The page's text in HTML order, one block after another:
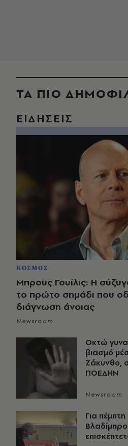
ΤΑ ΠΙΟ
ΕΙΔΗΣΕΙΣ
ΚΟΣΜΟΣ
Μπρους Γουίλις: Η
το πρώτο σημάδι που
διάγνωση άνοιας
Newsroom
Οκτώ
βιασμό
Ζάκυνθο,
ΠΟΕΔΗΝ
Newsroom
Για